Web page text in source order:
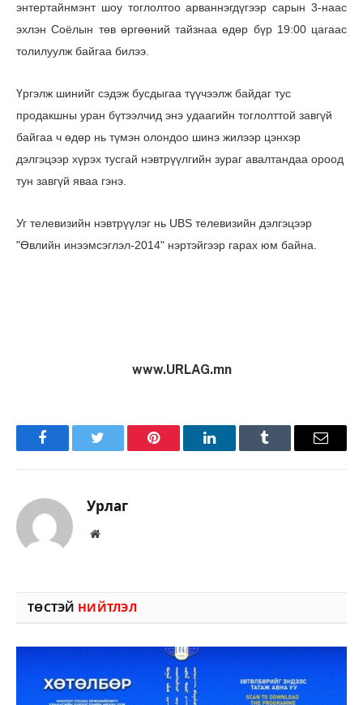
энтертайнмэнт шоу тоглолтоо арваннэгдүгээр сарын 3-наас
эхлэн Соёлын төв өргөөний тайзнаа өдөр бүр 19:00 цагаас
толилуулж байгаа билээ.
Үргэлж шинийг сэдэж бусдыгаа түүчээлж байдаг тус
продакшны уран бүтээлчид энэ удаагийн тоглолттой завгүй
байгаа ч өдөр нь түмэн олондоо шинэ жилээр цэнхэр
дэлгэцээр хүрэх тусгай нэвтрүүлгийн зураг авалтандаа ороод
тун завгүй яваа гэнэ.
Уг телевизийн нэвтрүүлэг нь UBS телевизийн дэлгэцээр
"Өвлийн инээмсэглэл-2014" нэртэйгээр гарах юм байна.
www.URLAG.mn
FacebookTwitter Pinterest LinkedInTumblr Имэйл
Урлаг
Вэбсайт
ТӨСТЭЙ НИЙТЛЭЛ